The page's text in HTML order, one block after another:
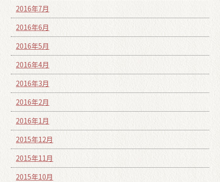
2016年7月
2016年6月
2016年5月
2016年4月
2016年3月
2016年2月
2016年1月
2015年12月
2015年11月
2015年10月